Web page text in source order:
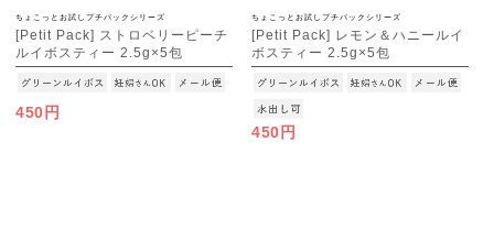
ちょこっとお試しプチパックシリーズ
[Petit Pack] ストロベリーピーチ
ルイボスティー 2.5g×5包
[M便 1/10]
450円
ちょこっとお試しプチパックシリーズ
[Petit Pack] レモン＆ハニールイ
ボスティー 2.5g×5包
[M便 1/10]
450円